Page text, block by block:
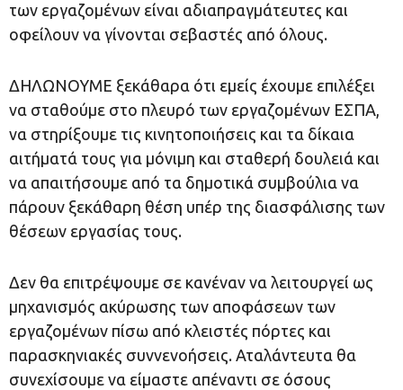
των εργαζομένων είναι αδιαπραγμάτευτες και
οφείλουν να γίνονται σεβαστές από όλους.
ΔΗΛΩΝΟΥΜΕ ξεκάθαρα ότι εμείς έχουμε επιλέξει
να σταθούμε στο πλευρό των εργαζομένων ΕΣΠΑ,
να στηρίξουμε τις κινητοποιήσεις και τα δίκαια
αιτήματά τους για μόνιμη και σταθερή δουλειά και
να απαιτήσουμε από τα δημοτικά συμβούλια να
πάρουν ξεκάθαρη θέση υπέρ της διασφάλισης των
θέσεων εργασίας τους.
Δεν θα επιτρέψουμε σε κανέναν να λειτουργεί ως
μηχανισμός ακύρωσης των αποφάσεων των
εργαζομένων πίσω από κλειστές πόρτες και
παρασκηνιακές συννενοήσεις. Αταλάντευτα θα
συνεχίσουμε να είμαστε απέναντι σε όσους